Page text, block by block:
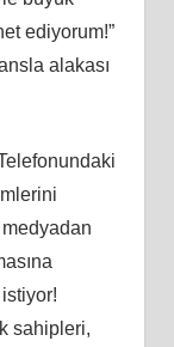
ediyorum!”
alakası
sahipleri,